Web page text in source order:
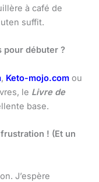
à café de
suffit.
pour débuter ?
, Keto-mojo.com ou
le Livre de
base.
! (Et un
J’espère